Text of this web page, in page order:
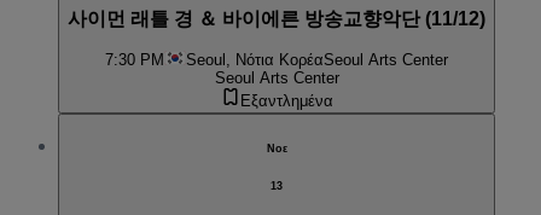
사이먼 래틀 경 ＆ 바이에른 방송교향악단 (11/12)
7:30 PM Seoul, Νότια ΚορέαSeoul Arts Center
Seoul Arts Center
Εξαντλημένα
Νοε
13